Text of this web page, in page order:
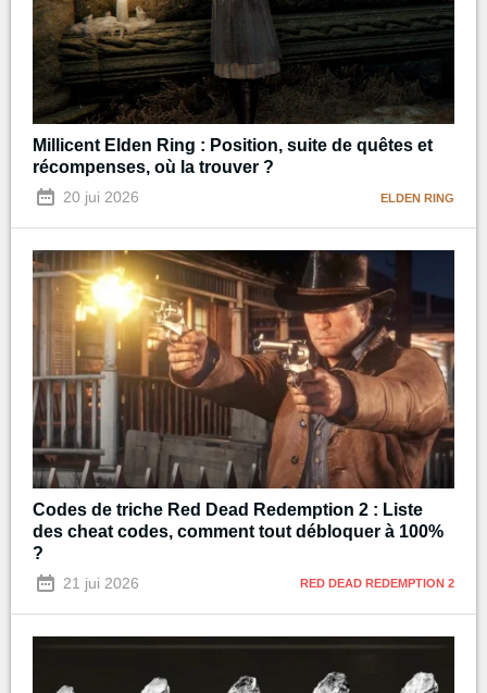
Millicent Elden Ring : Position, suite de quêtes et
récompenses, où la trouver ?
20 jui 2026 ELDEN RING
Codes de triche Red Dead Redemption 2 : Liste
des cheat codes, comment tout débloquer à 100%
?
21 jui 2026 RED DEAD REDEMPTION 2